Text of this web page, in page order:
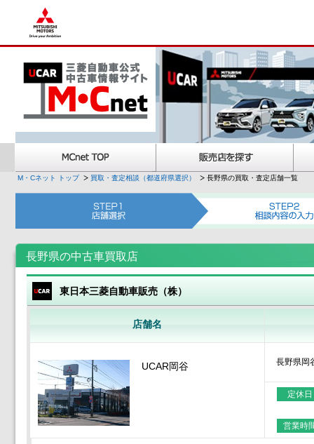
M・Cネット トップ 買取・査定相談（都道府県選択） 長野県の買取・査定店舗一覧
長野県の中古車買取店
東日本三菱自動車販売（株）
店舗名
UCAR岡谷 長野県岡
定休日
営業時